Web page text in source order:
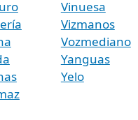
Vinuesa
Vizmanos
Vozmediano
Yanguas
Yelo